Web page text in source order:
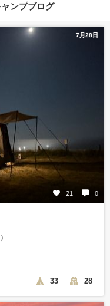
ンプブログ
7月28日
21 0
33 28